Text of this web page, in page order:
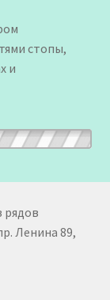
стопы,
и
рядов
Ленина 89,